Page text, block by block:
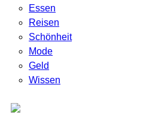
Essen
Reisen
Schönheit
Mode
Geld
Wissen